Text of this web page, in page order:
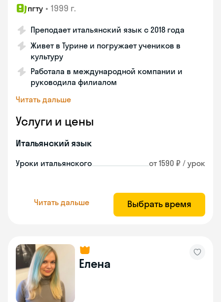
пгту • 1999 г.
Преподает итальянский язык с 2018 года
Живет в Турине и погружает учеников в
культуру
Работала в международной компании и
руководила филиалом
Читать дальше
Услуги и цены
Итальянский язык
Уроки итальянского от 1590 ₽ / урок
Читать дальше Выбрать время
Елена